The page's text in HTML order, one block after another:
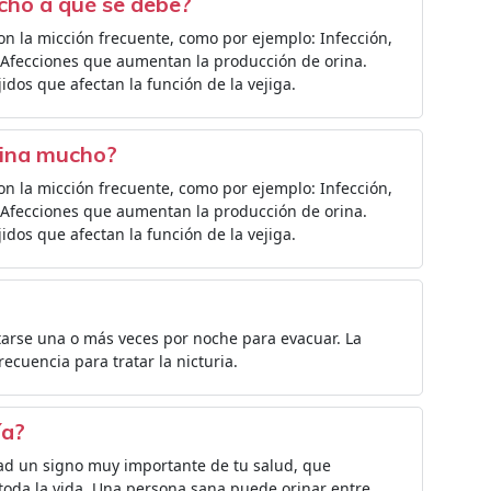
la micción frecuente, como por ejemplo: Infección,
que aumentan la producción de orina.
que afectan la función de la vejiga.
mucho?
la micción frecuente, como por ejemplo: Infección,
que aumentan la producción de orina.
que afectan la función de la vejiga.
una o más veces por noche para evacuar. La
para tratar la nicturia.
un signo muy importante de tu salud, que